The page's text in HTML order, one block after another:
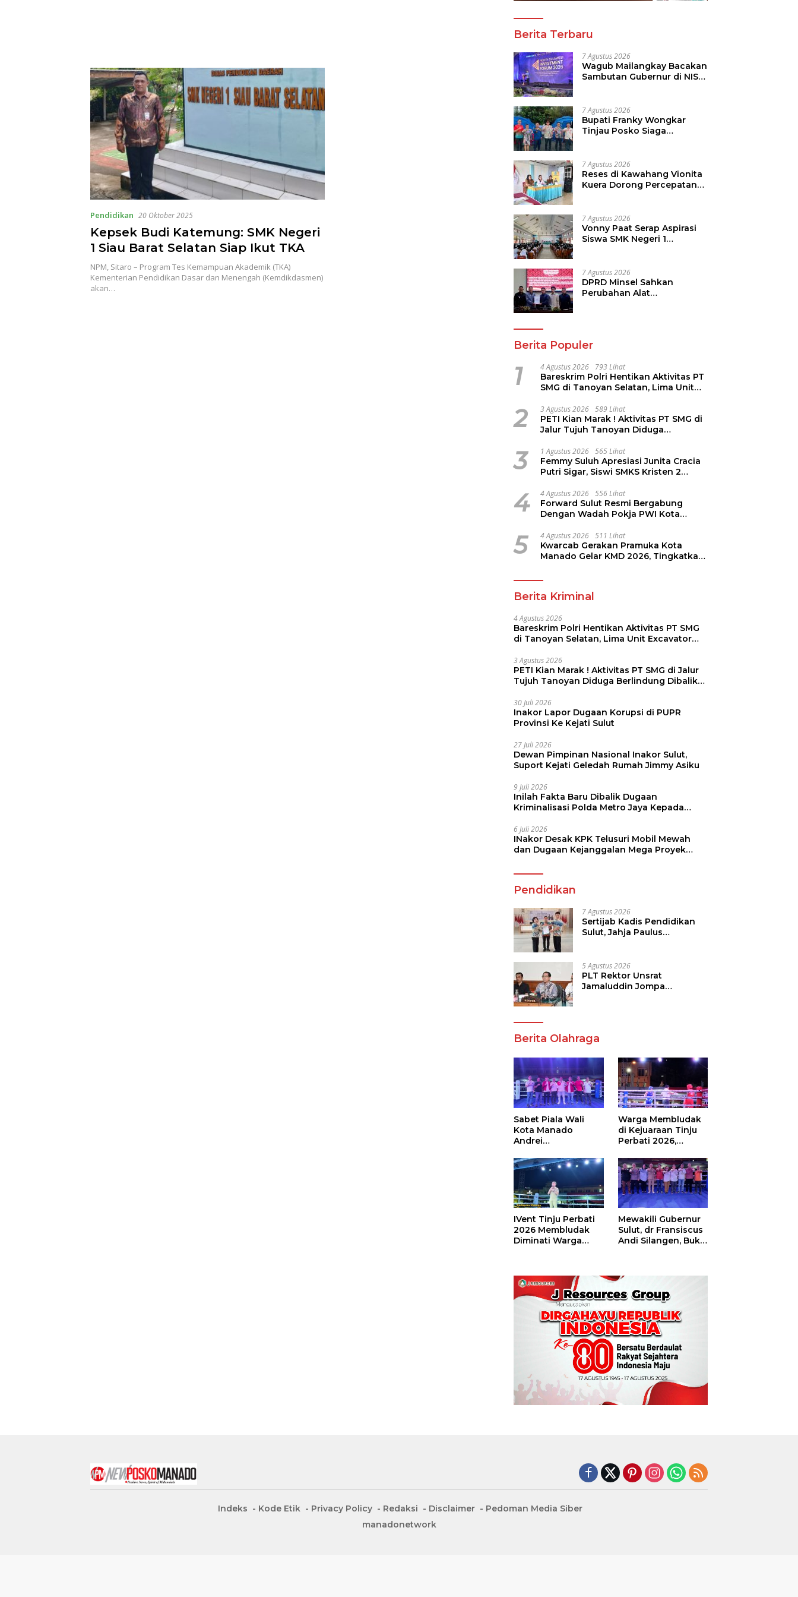
Pendidikan 20 Oktober 2025
Kepsek Budi Katemung: SMK Negeri
1 Siau Barat Selatan Siap Ikut TKA
NPM, Sitaro – Program Tes Kemampuan Akademik (TKA)
Kementerian Pendidikan Dasar dan Menengah (Kemdikdasmen)
akan…
Berita Terbaru
7 Agustus 2026
Wagub Mailangkay Bacakan
Sambutan Gubernur di NISF
Hilirisasi Kelapa ke Investor
7 Agustus 2026
Bupati Franky Wongkar
Tinjau Posko Siaga
Musim Kemarau
7 Agustus 2026
Reses di Kawahang Vionita
Kuera Dorong Percepatan
7 Agustus 2026
Vonny Paat Serap Aspirasi
Siswa SMK Negeri 1
7 Agustus 2026
DPRD Minsel Sahkan
Perubahan Alat
Berita Populer
1 4 Agustus 2026 793 Lihat
Bareskrim Polri Hentikan Aktivitas PT
SMG di Tanoyan Selatan, Lima Unit
2 3 Agustus 2026 589 Lihat
PETI Kian Marak ! Aktivitas PT SMG di
Jalur Tujuh Tanoyan Diduga
3 1 Agustus 2026 565 Lihat
Femmy Suluh Apresiasi Junita Cracia
Putri Sigar, Siswi SMKS Kristen 2
Dikmen Nasional 2026
4 4 Agustus 2026 556 Lihat
Forward Sulut Resmi Bergabung
Dengan Wadah Pokja PWI Kota
5 4 Agustus 2026 511 Lihat
Kwarcab Gerakan Pramuka Kota
Manado Gelar KMD 2026, Tingkatkan
Pramuka
Berita Kriminal
4 Agustus 2026
Bareskrim Polri Hentikan Aktivitas PT SMG
di Tanoyan Selatan, Lima Unit Excavator
3 Agustus 2026
PETI Kian Marak ! Aktivitas PT SMG di Jalur
Tujuh Tanoyan Diduga Berlindung Dibalik
30 Juli 2026
Inakor Lapor Dugaan Korupsi di PUPR
Provinsi Ke Kejati Sulut
27 Juli 2026
Dewan Pimpinan Nasional Inakor Sulut,
Suport Kejati Geledah Rumah Jimmy Asiku
9 Juli 2026
Inilah Fakta Baru Dibalik Dugaan
Kriminalisasi Polda Metro Jaya Kepada
6 Juli 2026
INakor Desak KPK Telusuri Mobil Mewah
dan Dugaan Kejanggalan Mega Proyek
Pendidikan
7 Agustus 2026
Sertijab Kadis Pendidikan
Sulut, Jahja Paulus
Pendidikan
5 Agustus 2026
PLT Rektor Unsrat
Jamaluddin Jompa
Berita Olahraga
Sabet Piala Wali
Kota Manado
Andrei
Boxing Camp Juara
Umum Tinju Perbati
2026
Warga Membludak
di Kejuaraan Tinju
Perbati 2026,
Piala Wali Kota
IVent Tinju Perbati
2026 Membludak
Diminati Warga
Mewakili Gubernur
Sulut, dr Fransiscus
Andi Silangen, Buka
Piala Wali Kota
Manado
Indeks Kode Etik Privacy Policy Redaksi Disclaimer
Pedoman Media Siber
manadonetwork